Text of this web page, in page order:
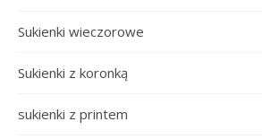
Sukienki wieczorowe
Sukienki z koronką
sukienki z printem